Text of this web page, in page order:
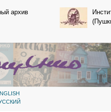
основному
архив